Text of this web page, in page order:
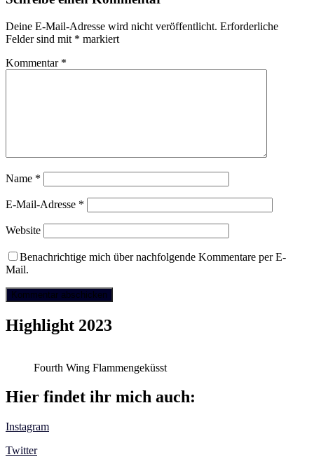
Deine E-Mail-Adresse wird nicht veröffentlicht. Erforderliche
Felder sind mit * markiert
Kommentar *
Name *
E-Mail-Adresse *
Website
Benachrichtige mich über nachfolgende Kommentare per E-
Mail.
Highlight 2023
Fourth Wing Flammengeküsst
Hier findet ihr mich auch:
Instagram
Twitter